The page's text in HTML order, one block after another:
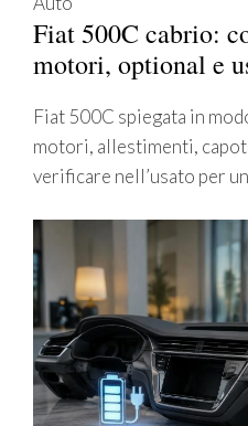
Fiat 500C cabrio:
motori, optional e
Fiat 500C spiegata in
motori, allestimenti,
verificare nell’usato per